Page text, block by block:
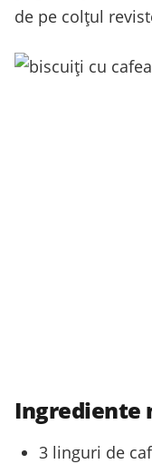
de pe colţul
Ingrediente
3 linguri de